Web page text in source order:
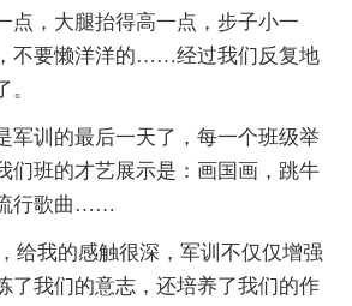
点，大腿抬得高一点，步子小一
不要懒洋洋的……经过我们反复地
训的最后一天了，每一个班级举
们班的才艺展示是：画国画，跳牛
行歌曲……
我的感触很深，军训不仅仅增强
了我们的意志，还培养了我们的作